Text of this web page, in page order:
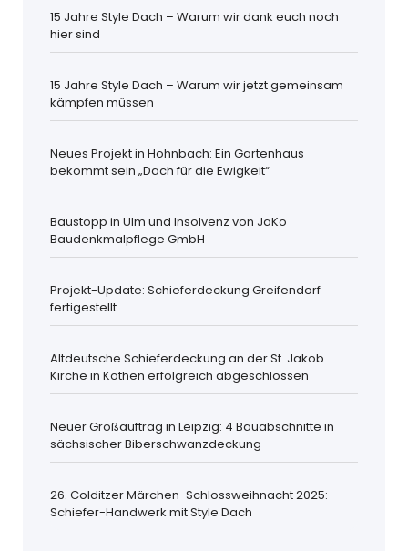
15 Jahre Style Dach – Warum wir dank euch noch
hier sind
15 Jahre Style Dach – Warum wir jetzt gemeinsam
kämpfen müssen
Neues Projekt in Hohnbach: Ein Gartenhaus
bekommt sein „Dach für die Ewigkeit“
Baustopp in Ulm und Insolvenz von JaKo
Baudenkmalpflege GmbH
Projekt-Update: Schieferdeckung Greifendorf
fertigestellt
Altdeutsche Schieferdeckung an der St. Jakob
Kirche in Köthen erfolgreich abgeschlossen
Neuer Großauftrag in Leipzig: 4 Bauabschnitte in
sächsischer Biberschwanzdeckung
26. Colditzer Märchen-Schlossweihnacht 2025:
Schiefer-Handwerk mit Style Dach